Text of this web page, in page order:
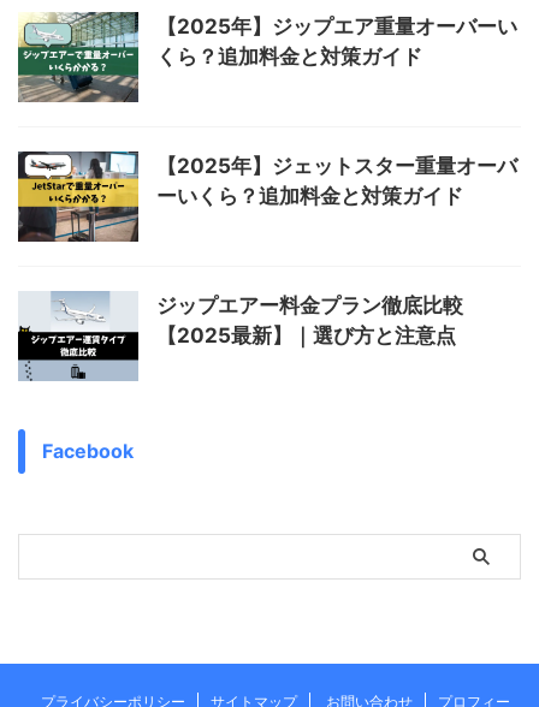
【2025年】ジップエア重量オーバーい
くら？追加料金と対策ガイド
【2025年】ジェットスター重量オーバ
ーいくら？追加料金と対策ガイド
ジップエアー料金プラン徹底比較
【2025最新】｜選び方と注意点
Facebook
プライバシーポリシー サイトマップ お問い合わせ プロフィー